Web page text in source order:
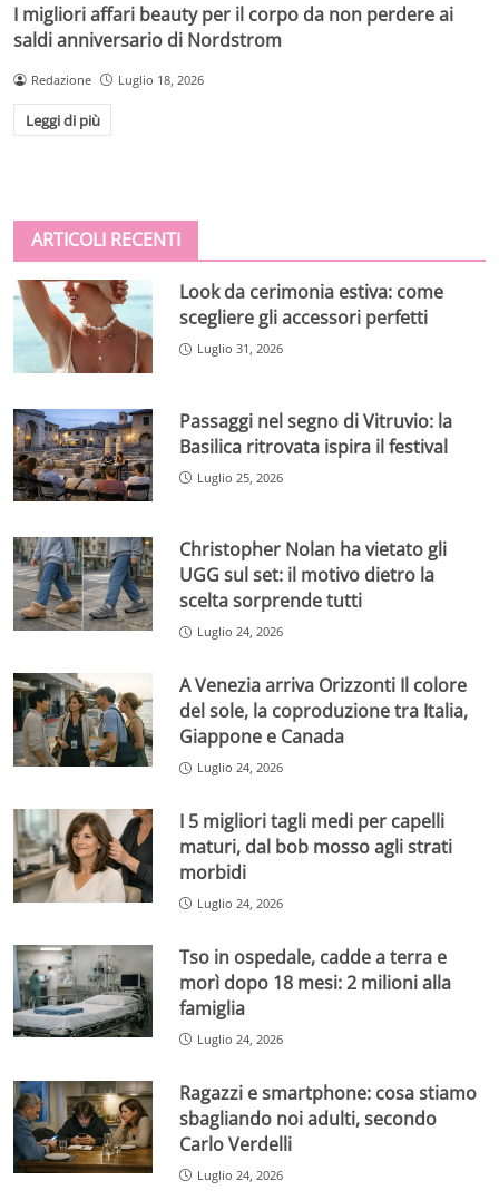
I migliori affari beauty per il corpo da non perdere ai
saldi anniversario di Nordstrom
Redazione Luglio 18, 2026
Leggi di più
ARTICOLI RECENTI
Look da cerimonia estiva: come
scegliere gli accessori perfetti
Luglio 31, 2026
Passaggi nel segno di Vitruvio: la
Basilica ritrovata ispira il festival
Luglio 25, 2026
Christopher Nolan ha vietato gli
UGG sul set: il motivo dietro la
scelta sorprende tutti
Luglio 24, 2026
A Venezia arriva Orizzonti Il colore
del sole, la coproduzione tra Italia,
Giappone e Canada
Luglio 24, 2026
I 5 migliori tagli medi per capelli
maturi, dal bob mosso agli strati
morbidi
Luglio 24, 2026
Tso in ospedale, cadde a terra e
morì dopo 18 mesi: 2 milioni alla
famiglia
Luglio 24, 2026
Ragazzi e smartphone: cosa stiamo
sbagliando noi adulti, secondo
Carlo Verdelli
Luglio 24, 2026